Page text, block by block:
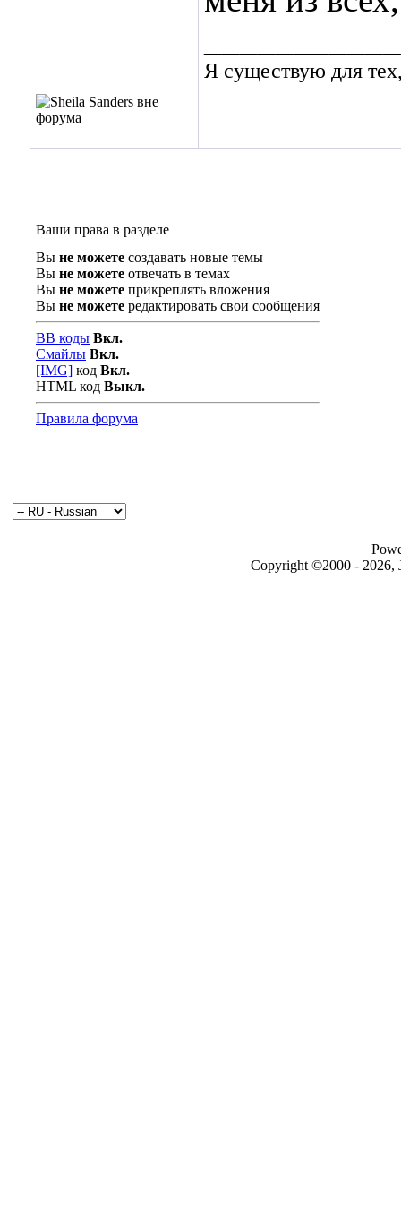
Я существую для
Ваши права в разделе
Вы не можете создавать новые темы
Вы не можете отвечать в темах
Вы не можете прикреплять вложения
Вы не можете редактировать свои сообщения
BB коды Вкл.
Смайлы Вкл.
[IMG] код Вкл.
HTML код Выкл.
Правила форума
Copyright ©2000 - 2026,